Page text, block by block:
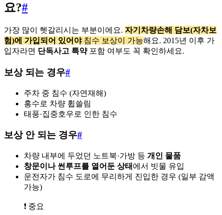
요?#
가장 많이 헷갈리시는 부분이에요. 자기차량손해 담보(자차보
험)에 가입되어 있어야침수 보상이 가능해요. 2015년 이후 가
입자라면 단독사고 특약포함 여부도 꼭 확인하세요.
보상 되는 경우#
주차 중 침수 (자연재해)
홍수로 차량 휩쓸림
태풍·집중호우로 인한 침수
보상 안 되는 경우#
차량 내부에 두었던 노트북·가방 등 개인 물품
창문이나 썬루프를 열어둔 상태 에서 빗물 유입
운전자가 침수 도로에 무리하게 진입한 경우 (일부 감액
가능)
❗ 중요